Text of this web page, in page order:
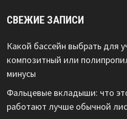
СВЕЖИЕ ЗАПИСИ
Какой бассейн выбрать для
композитный или
минусы
Фальцевые вкладыши: что
работают лучше обычной